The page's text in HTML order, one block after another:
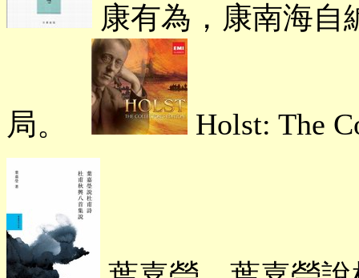
康有為，康南海自
局。 Holst: The